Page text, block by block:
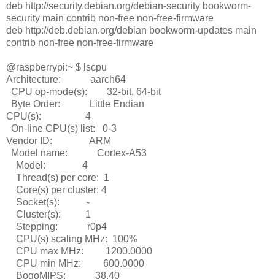
deb http://security.debian.org/debian-security bookworm-
security main contrib non-free non-free-firmware
deb http://deb.debian.org/debian bookworm-updates main
contrib non-free non-free-firmware
@raspberrypi:~ $ lscpu
Architecture: aarch64
CPU op-mode(s): 32-bit, 64-bit
Byte Order: Little Endian
CPU(s): 4
On-line CPU(s) list: 0-3
Vendor ID: ARM
Model name: Cortex-A53
Model: 4
Thread(s) per core: 1
Core(s) per cluster: 4
Socket(s): -
Cluster(s): 1
Stepping: r0p4
CPU(s) scaling MHz: 100%
CPU max MHz: 1200.0000
CPU min MHz: 600.0000
BogoMIPS: 38.40